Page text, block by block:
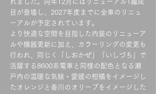
れました。同年12月にはリニューアル1編成
目が登場し、2027年度までに全車のリニュ
ーアルが予定されています。
より快適な空間を目指した内装のリニューア
ルや機器更新に加え、カラーリングの変更も
行われ、同じく「しおかぜ」「いしづち」で
活躍する8600系電車と同様の配色となる瀬
戸内の温暖な気候・愛媛の柑橘をイメージし
たオレンジと香川のオリーブをイメージした